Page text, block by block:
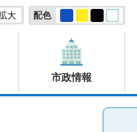
大 配色
市政情報